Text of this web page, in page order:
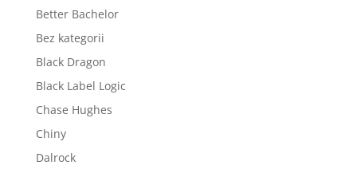
Better Bachelor
Bez kategorii
Black Dragon
Black Label Logic
Chase Hughes
Chiny
Dalrock